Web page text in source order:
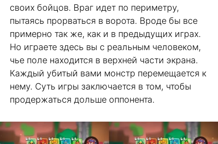
своих бойцов. Враг идет по периметру,
пытаясь прорваться в ворота. Вроде бы все
примерно так же, как и в предыдущих играх.
Но играете здесь вы с реальным человеком,
чье поле находится в верхней части экрана.
Каждый убитый вами монстр перемещается к
нему. Суть игры заключается в том, чтобы
продержаться дольше оппонента.